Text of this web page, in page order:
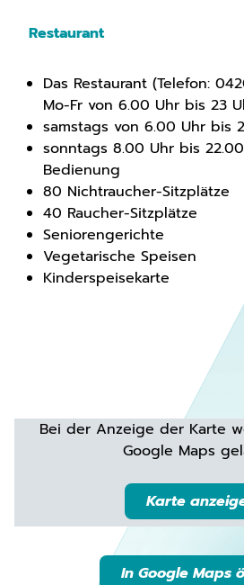
Restaurant
Das Restaurant (Telefon:
Mo-Fr von 6.00 Uhr bis 23
samstags von 6.00 Uhr bis
sonntags 8.00 Uhr bis
Bedienung
80 Nichtraucher-Sitzplätze
40 Raucher-Sitzplätze
Seniorengerichte
Vegetarische Speisen
Kinderspeisekarte
Bei der Anzeige der Karte
Google Maps
Karte
In Google Maps